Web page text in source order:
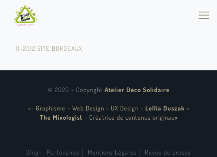
11-2012 SITE BORDEAUX
© 2020 - Copyright Atelier Déco Solidaire
<- Graphisme - Web Design - UX Design - Lellia Duszak -
The Mixologist - Créatrice de contenus originaux
Blog Partenaires Mentions Légales Revue de presse